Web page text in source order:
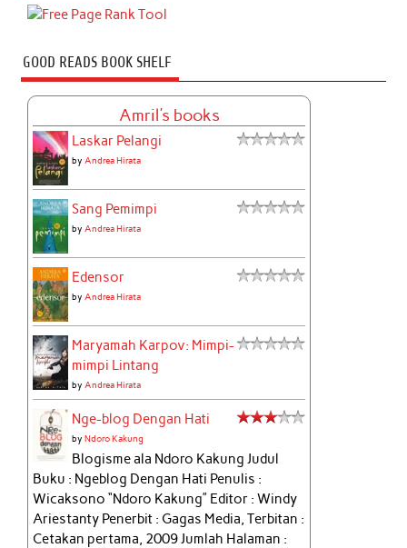
GOOD READS BOOK SHELF
Amril's books
Laskar Pelangi
byAndrea Hirata
Sang Pemimpi
byAndrea Hirata
Edensor
byAndrea Hirata
Maryamah Karpov: Mimpi-
mimpi Lintang
byAndrea Hirata
Nge-blog Dengan Hati
byNdoro Kakung
Blogisme ala Ndoro Kakung Judul
Buku : Ngeblog Dengan Hati Penulis :
Wicaksono “Ndoro Kakung” Editor : Windy
Ariestanty Penerbit : Gagas Media, Terbitan :
Cetakan pertama, 2009 Jumlah Halaman :